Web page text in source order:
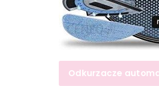
Odkurzacze